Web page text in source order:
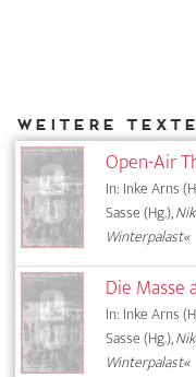
Open-Air
In: Inke Arns
Sasse (Hg.),
Winterpalast«
Die Masse
In: Inke Arns
Sasse (Hg.),
Winterpalast«